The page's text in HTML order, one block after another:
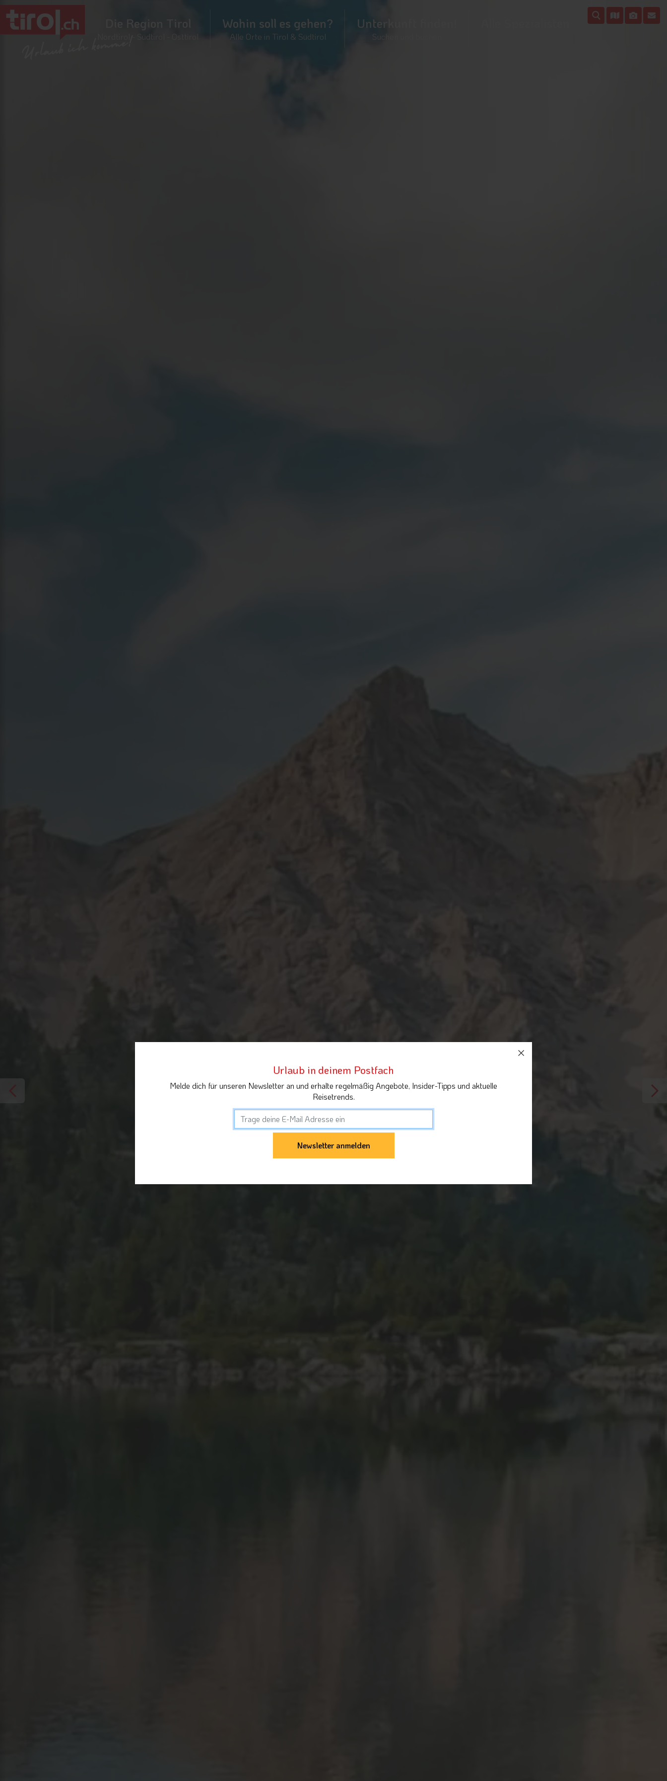
Die Region Tirol
Nordtirol - Südtirol - Osttirol
Wohin soll es gehen?
Alle Orte in Tirol & Südtirol
Unterkunft finden!
Suchen und buchen
Urlaub in deinem Postfach
Melde dich für unseren Newsletter an und erhalte regelmäßig Angebote, Insider-Tipps und aktuelle
Reisetrends.